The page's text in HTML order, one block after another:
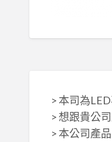
> 本司為
> 想跟貴公
> 本公司產